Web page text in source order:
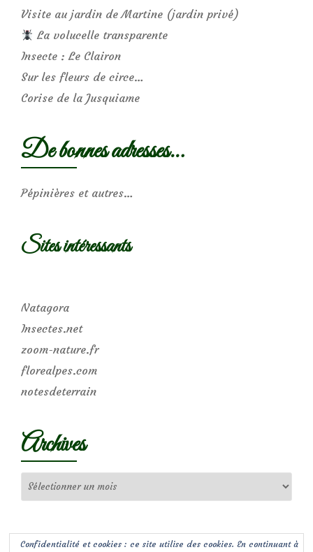
Visite au jardin de Martine (jardin privé)
La volucelle transparente
Insecte : Le Clairon
Sur les fleurs de circe…
Corise de la Jusquiame
De bonnes adresses…
Pépinières et autres…
Sites intéressants
Natagora
Insectes.net
zoom-nature.fr
florealpes.com
notesdeterrain
Archives
Confidentialité et cookies : ce site utilise des cookies. En continuant à